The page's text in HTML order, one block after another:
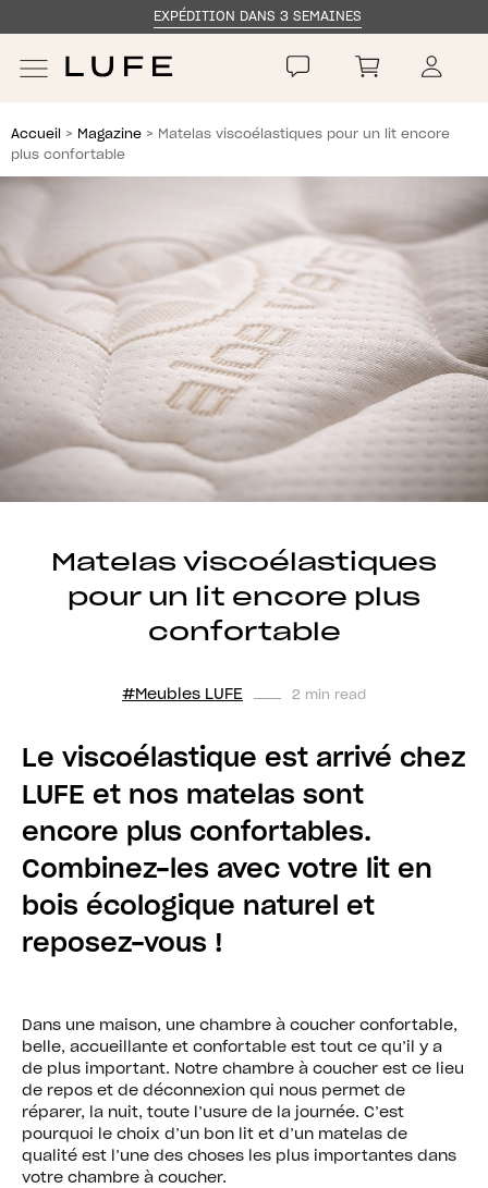
EXPÉDITION DANS 3 SEMAINES
Accueil > Magazine > Matelas viscoélastiques pour un lit encore
plus confortable
Matelas viscoélastiques
pour un lit encore plus
confortable
#Meubles LUFE 2 min read
Le viscoélastique est arrivé chez
LUFE et nos matelas sont
encore plus confortables.
Combinez-les avec votre lit en
bois écologique naturel et
reposez-vous !
Dans une maison, une chambre à coucher confortable,
belle, accueillante et confortable est tout ce qu’il y a
de plus important. Notre chambre à coucher est ce lieu
de repos et de déconnexion qui nous permet de
réparer, la nuit, toute l’usure de la journée. C’est
pourquoi le choix d’un bon lit et d’un matelas de
qualité est l’une des choses les plus importantes dans
votre chambre à coucher.